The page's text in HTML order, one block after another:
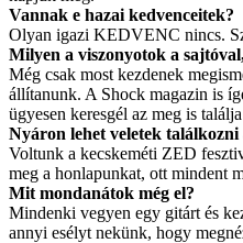
Vannak e hazai kedvenceitek?
Olyan igazi KEDVENC nincs.
Milyen a viszonyotok a
Még csak most kezdenek
állítanunk. A Shock magazin is
ügyesen keresgél az meg is
Nyáron lehet veletek találkozni
Voltunk a kecskeméti ZED
meg a honlapunkat, ott mindent
Mit mondanátok még el?
Mindenki vegyen egy gitárt és
annyi esélyt nekünk, hogy